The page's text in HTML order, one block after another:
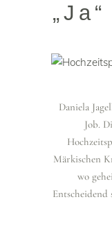
Daniela
Job.
Märkischen
wo
Entscheidend